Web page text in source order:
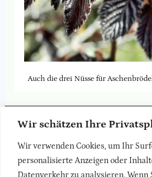
Wir schätzen Ihre
Wir verwenden Cookies, um Ihr
personalisierte Anzeigen oder
Datenverkehr zu analysieren. Wenn
Auch die drei Nüsse für
Zurück zur
NewsletterKontaktImpressum